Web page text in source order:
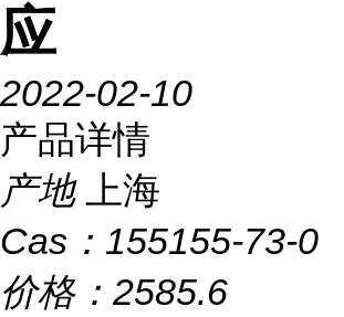
应
2022-02-10
产品详情
产地
上海
Cas： 155155-73-0
价格： 2585.6